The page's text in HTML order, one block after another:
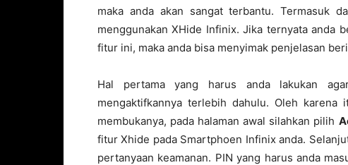
maka anda akan sangat terbantu. Termasuk
menggunakan XHide Infinix. Jika ternyata anda
fitur ini, maka anda bisa menyimak penjelasan
Hal pertama yang harus anda lakukan
mengaktifkannya terlebih dahulu. Oleh karena
membukanya, pada halaman awal silahkan pilih
fitur Xhide pada Smartphoen Infinix anda.
pertanyaan keamanan. PIN yang harus anda